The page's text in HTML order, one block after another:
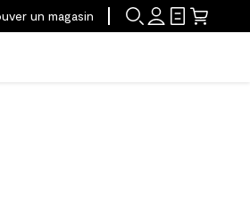
un magasin